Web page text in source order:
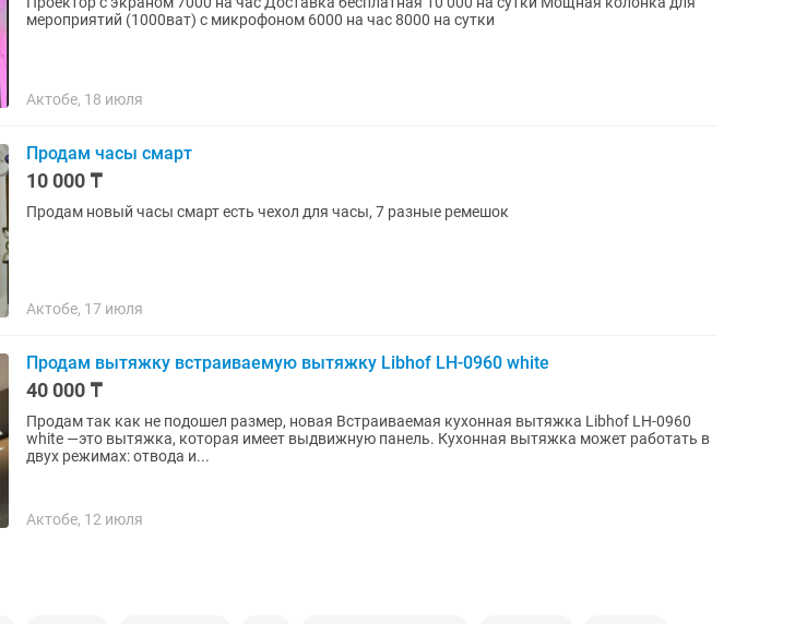
мероприятий (1000ват) с микрофоном 6000 на час 8000 на сутки
Актобе, 18 июля
Продам часы смарт
10 000 ₸
Продам новый часы смарт есть чехол для часы, 7 разные ремешок
Актобе, 17 июля
Продам вытяжку встраиваемую вытяжку Libhof LH-0960 white
40 000 ₸
Продам так как не подошел размер, новая Встраиваемая кухонная вытяжка Libhof LH-0960
white —это вытяжка, которая имеет выдвижную панель. Кухонная вытяжка может работать в
двух режимах: отвода и...
Актобе, 12 июля